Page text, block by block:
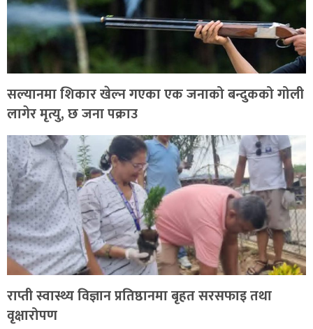
सल्यानमा शिकार खेल्न गएका एक जनाको बन्दुकको गोली
लागेर मृत्यु, छ जना पक्राउ
राप्ती स्वास्थ्य विज्ञान प्रतिष्ठानमा बृहत सरसफाइ तथा
वृक्षारोपण